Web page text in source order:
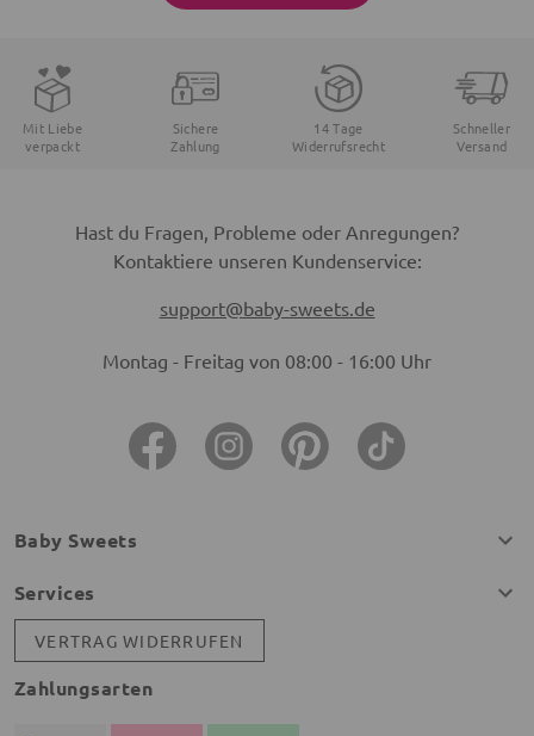
Mit Liebe
verpackt
Sichere
Zahlung
14 Tage
Widerrufsrecht
Schneller
Versand
Hast du Fragen, Probleme oder Anregungen?
Kontaktiere unseren Kundenservice:
support@baby-sweets.de
Montag - Freitag von 08:00 - 16:00 Uhr
Baby Sweets
Services
VERTRAG WIDERRUFEN
Zahlungsarten